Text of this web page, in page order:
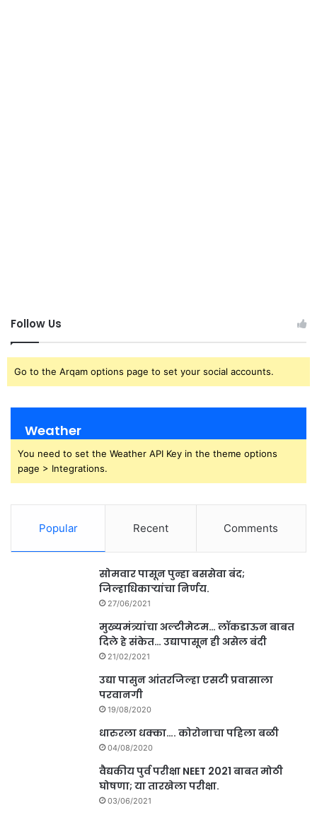
Follow Us
Go to the Arqam options page to set your social accounts.
Weather
You need to set the Weather API Key in the theme options
page > Integrations.
Popular Recent Comments
सोमवार पासून पुन्हा बससेवा बंद;
जिल्हाधिकाऱ्यांचा निर्णय.
27/06/2021
मुख्यमंत्र्यांचा अल्टीमेटम… लॉकडाऊन बाबत
दिले हे संकेत… उद्यापासून ही असेल बंदी
21/02/2021
उद्या पासुन आंतरजिल्हा एसटी प्रवासाला
परवानगी
19/08/2020
धारुरला धक्का…. कोरोनाचा पहिला बळी
04/08/2020
वैद्यकीय पुर्व परीक्षा NEET 2021 बाबत मोठी
घोषणा; या तारखेला परीक्षा.
03/06/2021